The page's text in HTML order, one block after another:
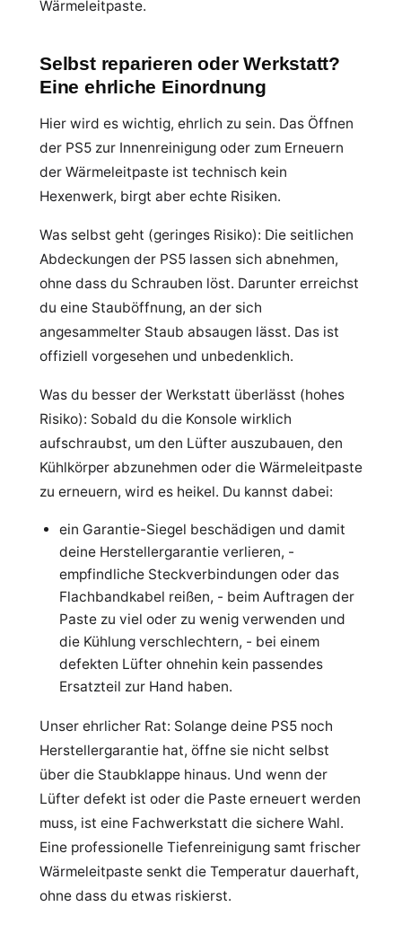
Wärmeleitpaste.
Selbst reparieren oder Werkstatt?
Eine ehrliche Einordnung
Hier wird es wichtig, ehrlich zu sein. Das Öffnen
der PS5 zur Innenreinigung oder zum Erneuern
der Wärmeleitpaste ist technisch kein
Hexenwerk, birgt aber echte Risiken.
Was selbst geht (geringes Risiko): Die seitlichen
Abdeckungen der PS5 lassen sich abnehmen,
ohne dass du Schrauben löst. Darunter erreichst
du eine Stauböffnung, an der sich
angesammelter Staub absaugen lässt. Das ist
offiziell vorgesehen und unbedenklich.
Was du besser der Werkstatt überlässt (hohes
Risiko): Sobald du die Konsole wirklich
aufschraubst, um den Lüfter auszubauen, den
Kühlkörper abzunehmen oder die Wärmeleitpaste
zu erneuern, wird es heikel. Du kannst dabei:
ein Garantie-Siegel beschädigen und damit
deine Herstellergarantie verlieren, -
empfindliche Steckverbindungen oder das
Flachbandkabel reißen, - beim Auftragen der
Paste zu viel oder zu wenig verwenden und
die Kühlung verschlechtern, - bei einem
defekten Lüfter ohnehin kein passendes
Ersatzteil zur Hand haben.
Unser ehrlicher Rat: Solange deine PS5 noch
Herstellergarantie hat, öffne sie nicht selbst
über die Staubklappe hinaus. Und wenn der
Lüfter defekt ist oder die Paste erneuert werden
muss, ist eine Fachwerkstatt die sichere Wahl.
Eine professionelle Tiefenreinigung samt frischer
Wärmeleitpaste senkt die Temperatur dauerhaft,
ohne dass du etwas riskierst.